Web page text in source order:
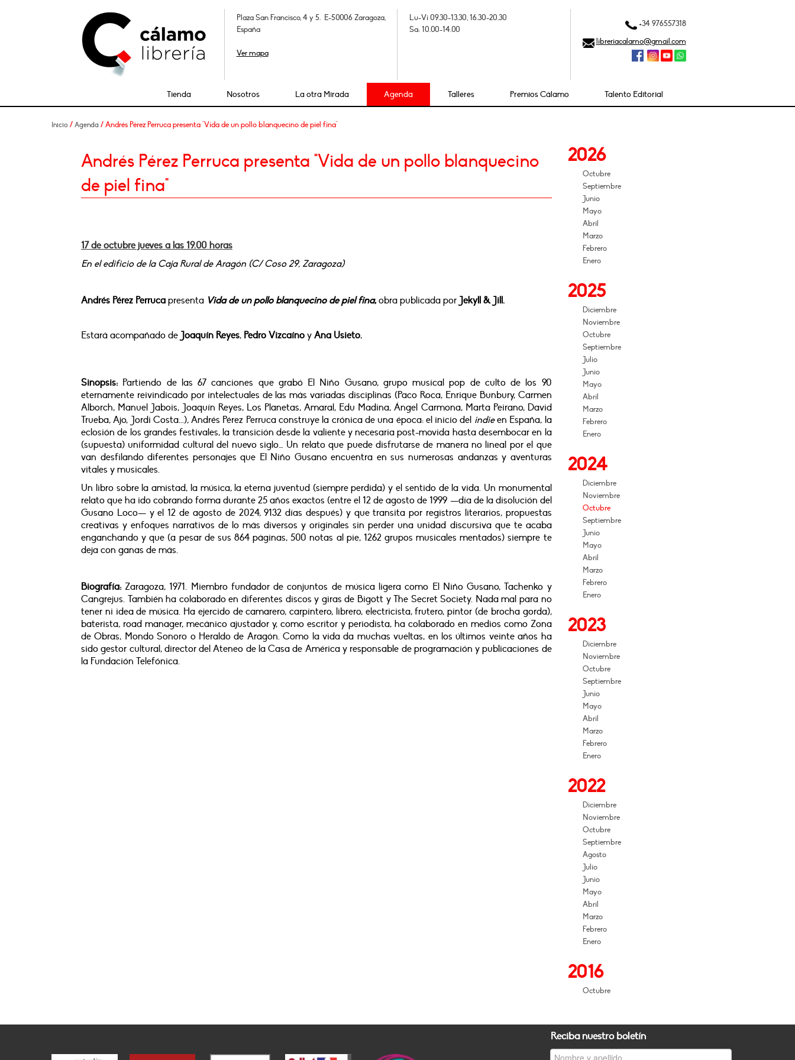
Plaza San Francisco, 4 y 5. E-50006 Zaragoza,
España
Ver mapa
Lu-Vi 09.30-13.30, 16.30-20.30
Sa: 10.00-14.00
+34 976557318
libreriacalamo@gmail.com
Tienda Nosotros La otra Mirada Agenda Talleres Premios Cálamo Talento Editorial
Inicio / Agenda / Andrés Pérez Perruca presenta "Vida de un pollo blanquecino de piel fina"
Andrés Pérez Perruca presenta "Vida de un pollo blanquecino
de piel fina"
17 de octubre jueves a las 19.00 horas
En el edificio de la Caja Rural de Aragón (C/ Coso 29, Zaragoza)
Andrés Pérez Perruca presenta Vida de un pollo blanquecino de piel fina,obra publicada por Jekyll & Jill.
Estará acompañado de Joaquín Reyes, Pedro Vizcaíno y Ana Usieto.
Sinopsis: Partiendo de las 67 canciones que grabó El Niño Gusano, grupo musical pop de culto de los 90
eternamente reivindicado por intelectuales de las más variadas disciplinas (Paco Roca, Enrique Bunbury, Carmen
Alborch, Manuel Jabois, Joaquín Reyes, Los Planetas, Amaral, Edu Madina, Ángel Carmona, Marta Peirano, David
Trueba, Ajo, Jordi Costa...), Andrés Pérez Perruca construye la crónica de una época: el inicio del indieen España, la
eclosión de los grandes festivales, la transición desde la valiente y necesaria post-movida hasta desembocar en la
(supuesta) uniformidad cultural del nuevo siglo… Un relato que puede disfrutarse de manera no lineal por el que
van desfilando diferentes personajes que El Niño Gusano encuentra en sus numerosas andanzas y aventuras
vitales y musicales.
Un libro sobre la amistad, la música, la eterna juventud (siempre perdida) y el sentido de la vida. Un monumental
relato que ha ido cobrando forma durante 25 años exactos (entre el 12 de agosto de 1999 —día de la disolución del
Gusano Loco— y el 12 de agosto de 2024, 9132 días después) y que transita por registros literarios, propuestas
creativas y enfoques narrativos de lo más diversos y originales sin perder una unidad discursiva que te acaba
enganchando y que (a pesar de sus 864 páginas, 500 notas al pie, 1262 grupos musicales mentados) siempre te
deja con ganas de más.
Biografía:Zaragoza, 1971. Miembro fundador de conjuntos de música ligera como El Niño Gusano, Tachenko y
Cangrejus. También ha colaborado en diferentes discos y giras de Bigott y The Secret Society. Nada mal para no
tener ni idea de música. Ha ejercido de camarero, carpintero, librero, electricista, frutero, pintor (de brocha gorda),
baterista, road manager, mecánico ajustador y, como escritor y periodista, ha colaborado en medios como Zona
de Obras, Mondo Sonoro o Heraldo de Aragón. Como la vida da muchas vueltas, en los últimos veinte años ha
sido gestor cultural, director del Ateneo de la Casa de América y responsable de programación y publicaciones de
la Fundación Telefónica.
2026
Octubre
Septiembre
Junio
Mayo
Abril
Marzo
Febrero
Enero
2025
Diciembre
Noviembre
Octubre
Septiembre
Julio
Junio
Mayo
Abril
Marzo
Febrero
Enero
2024
Diciembre
Noviembre
Octubre
Septiembre
Junio
Mayo
Abril
Marzo
Febrero
Enero
2023
Diciembre
Noviembre
Octubre
Septiembre
Junio
Mayo
Abril
Marzo
Febrero
Enero
2022
Diciembre
Noviembre
Octubre
Septiembre
Agosto
Julio
Junio
Mayo
Abril
Marzo
Febrero
Enero
2016
Octubre
Reciba nuestro boletín